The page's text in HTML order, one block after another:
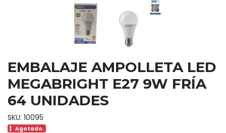
EMBALAJE AMPOLLETA LED
MEGABRIGHT E27 9W FRÍA
64 UNIDADES
SKU: 10095
Agotado.